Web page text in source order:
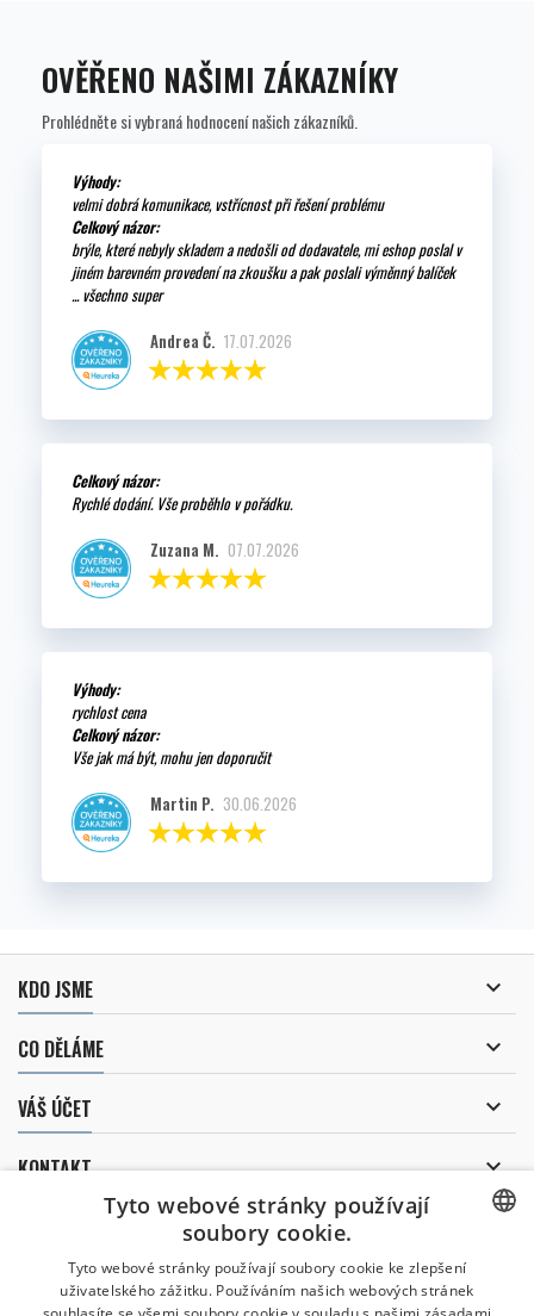
OVĚŘENO NAŠIMI ZÁKAZNÍKY
Prohlédněte si vybraná hodnocení našich zákazníků.
Výhody:
velmi dobrá komunikace, vstřícnost při řešení problému
Celkový názor:
brýle, které nebyly skladem a nedošli od dodavatele, mi eshop poslal v
jiném barevném provedení na zkoušku a pak poslali výměnný balíček
... všechno super
Andrea Č. 17.07.2026
Celkový názor:
Rychlé dodání. Vše proběhlo v pořádku.
Zuzana M. 07.07.2026
Výhody:
rychlost cena
Celkový názor:
Vše jak má být, mohu jen doporučit
Martin P. 30.06.2026
KDO JSME 
CO DĚLÁME 
VÁŠ ÚČET 
KONTAKT 
ODBĚR NOVINEK
CZECH
Tyto webové stránky používají
soubory cookie.
Tyto webové stránky používají soubory cookie ke zlepšení
uživatelského zážitku. Používáním našich webových stránek